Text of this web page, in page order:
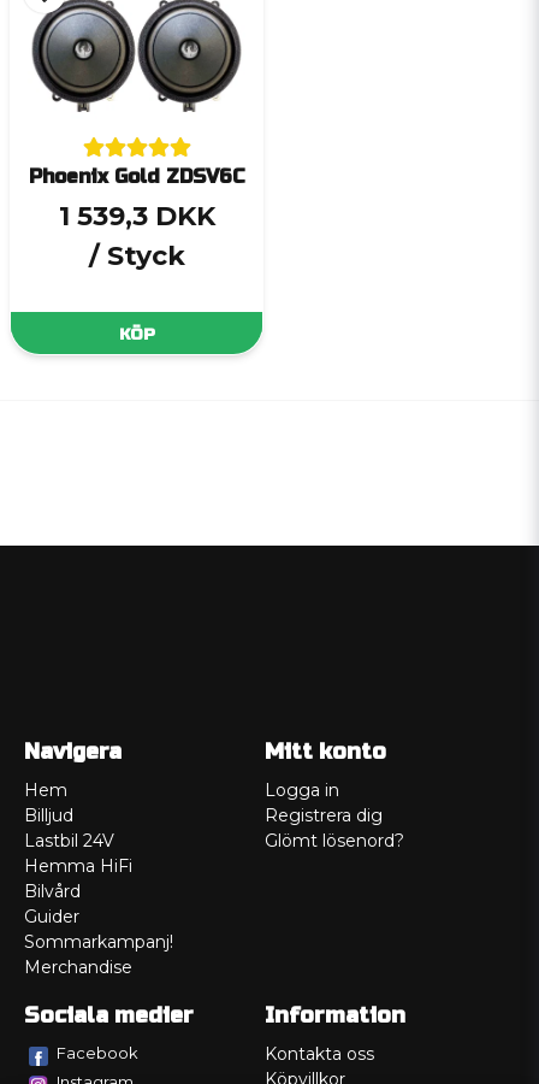
Phoenix Gold ZDSV6C
1 539,3 DKK
/ Styck
KÖP
Navigera
Hem
Billjud
Lastbil 24V
Hemma HiFi
Bilvård
Guider
Sommarkampanj!
Merchandise
Mitt konto
Logga in
Registrera dig
Glömt lösenord?
Sociala medier
Facebook
Information
Kontakta oss
Köpvillkor